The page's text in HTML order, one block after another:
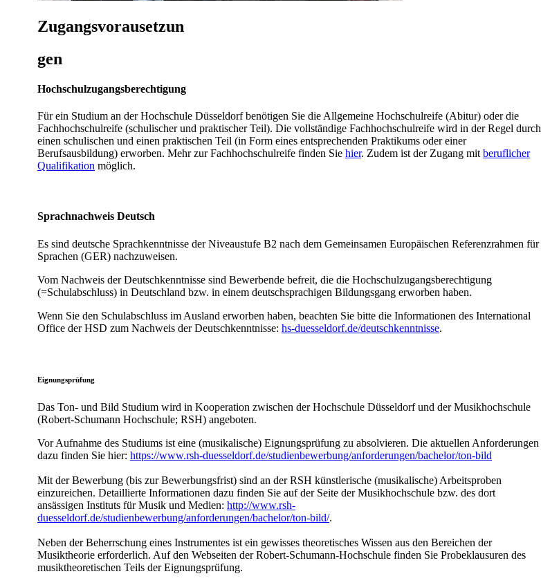
​​​​Zugangsvorausetzun
gen
​Hochschulzugangsbere​chtigung
Für ein Studium an der Hochschule Düsseldorf benötigen Sie die Allgemeine Hochschulreife (Abitur) oder die
Fachhochschulreife (schulischer und praktischer Teil). Die vollständige Fachhochschulreife wird in der Regel durch
einen schulischen und einen praktischen Teil (in Form eines entsprechenden Praktikums oder einer
Berufsausbildung) erworben. Mehr zur Fachhochschulreife finden Sie​ hier​. Zudem ist der Zugang mit beruflicher
Qualifi​kation möglich.
Sprachnachweis Deutsch
Es sind deutsche Sprachkenntnisse der Niveaustufe B2 nach dem Gemeinsamen Europäischen Referenzrahmen für
Sprachen (GER) nachzuweisen.
Vom Nachweis der Deutschkenntnisse sind Bewerbende befreit, die die Hochschulzugangsberechtigung
(=Schulabschluss) in Deutschland bzw. in einem deutschsprachigen Bildungsgang erworben haben.
Wenn Sie den Schulabschluss im Ausland erworben haben, beachten Sie bitte die Informationen des International
Office der HSD zum Nachweis der Deutschkenntnisse: hs-duesseldorf.de/deutschkenntnisse​​.​
Eignungsprüfung
Das Ton- und Bild Studium wird in Kooperation zwischen der Hochschule Düsseldorf und der Musikhochschule
(Robert-Schumann Hochschule; RSH) angeboten.
Vor Aufnahme des Studiums ist eine (musikalische) Eignungsprüfung zu absolvieren. Die aktuellen Anforderungen
dazu finden Sie hier: https://www.rsh-duesseldorf.de/studienbewerbung/anforderungen/bachelor/ton-bild​
Mit der Bewerbung (bis zur Bewerbungsfrist) sind an der RSH künstlerische (musikalische) Arbeitsproben
einzureichen. Detaillierte Informationen dazu finden Sie auf der Seite der Musikhochschule bzw. des dort
ansässigen Instituts für Musik und Medien: http://www.rsh-
duesseldorf.de/studienbewerbung/anforderungen/bachelor/ton-bild/.
Neben der Beherrschung eines Instrumentes ist ein gewisses theoretisches Wissen aus den Bereichen der
Musiktheorie erforderlich. Auf den Webseiten der Robert-Schumann-Hochschule finden Sie Probeklausuren des
musiktheoretischen Teils der Eignungsprüfung.